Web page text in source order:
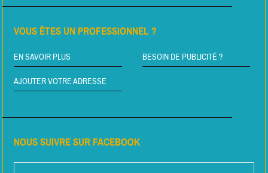
VOUS ÊTES UN PROFESSIONNEL ?
EN SAVOIR PLUS BESOIN DE PUBLICITÉ ?
AJOUTER VOTRE ADRESSE
NOUS SUIVRE SUR FACEBOOK